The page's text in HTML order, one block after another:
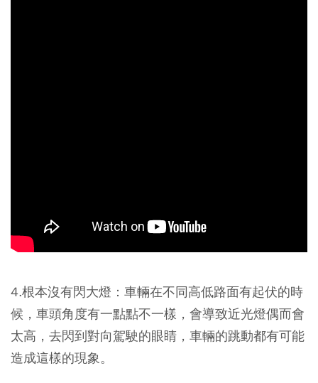
4.根本沒有閃大燈：車輛在不同高低路面有起伏的時
候，車頭角度有一點點不一樣，會導致近光燈偶而會
太高，去閃到對向駕駛的眼睛，車輛的跳動都有可能
造成這樣的現象。